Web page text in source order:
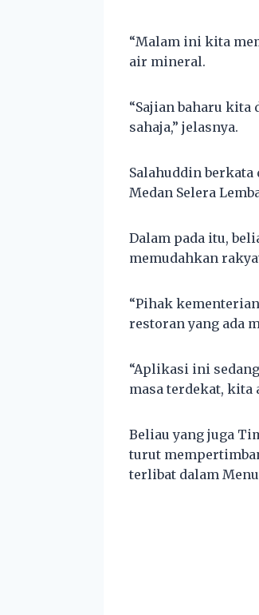
“Malam ini kita
air mineral.
“Sajian baharu kita
sahaja,” jelasnya.
Salahuddin
Medan Selera
Dalam pada itu,
memudahkan
“Pihak
restoran yang ada
“Aplikasi ini
masa terdekat, kita
Beliau yang juga
turut
terlibat dalam